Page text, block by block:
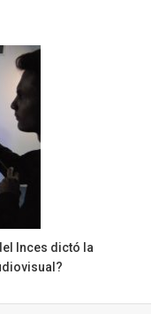
Inces dictó la